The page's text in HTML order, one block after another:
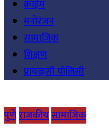
क्राईम
मनोरंजन
सामाजिक
शिक्षण
प्रायव्हसी पॉलिसी
पुणेराजकीयसामाजिक